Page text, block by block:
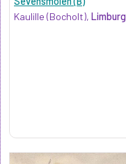
Kaulille (Bocholt), Limburg